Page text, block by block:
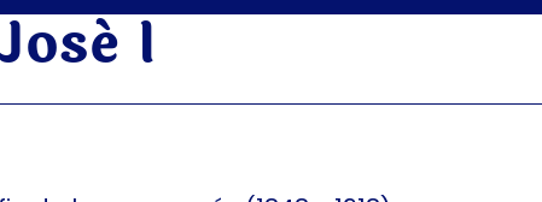
I